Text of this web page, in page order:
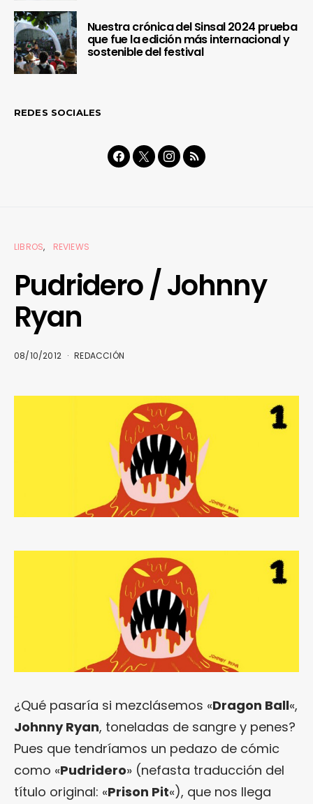
Nuestra crónica del Sinsal 2024 prueba
que fue la edición más internacional y
sostenible del festival
REDES SOCIALES
LIBROS REVIEWS
Pudridero / Johnny
Ryan
08/10/2012 REDACCIÓN
¿Qué pasaría si mezclásemos «Dragon Ball«,
Johnny Ryan, toneladas de sangre y penes?
Pues que tendríamos un pedazo de cómic
como «Pudridero» (nefasta traducción del
título original: «Prison Pit«), que nos llega